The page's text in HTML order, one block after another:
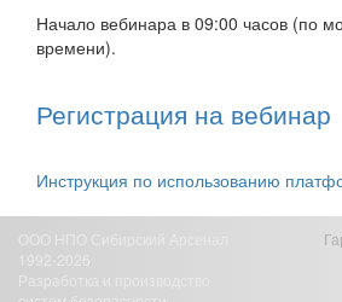
Начало вебинара в 09:00 часов (по
времени).
Регистрация на вебинар
Инструкция по использованию
1992-2026
Разработка и производство